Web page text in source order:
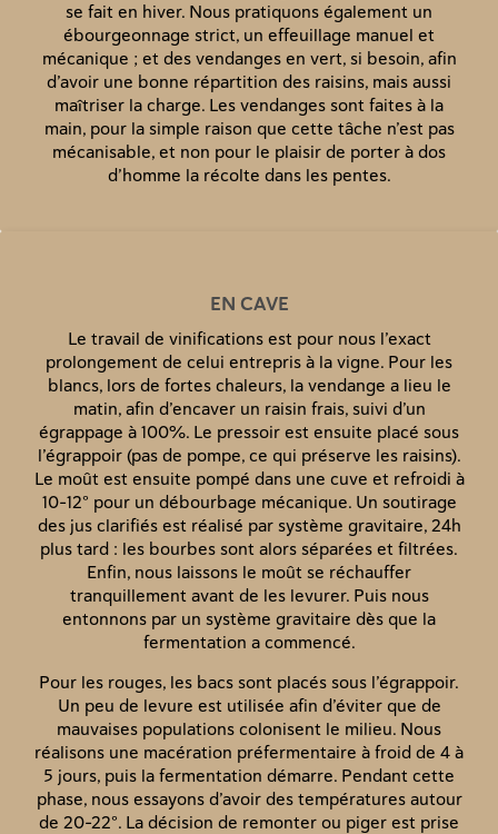
se fait en hiver. Nous pratiquons également un
ébourgeonnage strict, un effeuillage manuel et
mécanique ; et des vendanges en vert, si besoin, afin
d’avoir une bonne répartition des raisins, mais aussi
maîtriser la charge. Les vendanges sont faites à la
main, pour la simple raison que cette tâche n’est pas
mécanisable, et non pour le plaisir de porter à dos
d’homme la récolte dans les pentes.
EN CAVE
Le travail de vinifications est pour nous l’exact
prolongement de celui entrepris à la vigne. Pour les
blancs, lors de fortes chaleurs, la vendange a lieu le
matin, afin d’encaver un raisin frais, suivi d’un
égrappage à 100%. Le pressoir est ensuite placé sous
l’égrappoir (pas de pompe, ce qui préserve les raisins).
Le moût est ensuite pompé dans une cuve et refroidi à
10-12° pour un débourbage mécanique. Un soutirage
des jus clarifiés est réalisé par système gravitaire, 24h
plus tard : les bourbes sont alors séparées et filtrées.
Enfin, nous laissons le moût se réchauffer
tranquillement avant de les levurer. Puis nous
entonnons par un système gravitaire dès que la
fermentation a commencé.
Pour les rouges, les bacs sont placés sous l’égrappoir.
Un peu de levure est utilisée afin d’éviter que de
mauvaises populations colonisent le milieu. Nous
réalisons une macération préfermentaire à froid de 4 à
5 jours, puis la fermentation démarre. Pendant cette
phase, nous essayons d’avoir des températures autour
de 20-22°. La décision de remonter ou piger est prise